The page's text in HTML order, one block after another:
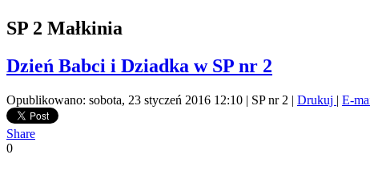
SP 2 Małkinia
Dzień Babci i Dziadka w SP nr 2
Opublikowano: sobota, 23 styczeń 2016 12:10 | SP nr 2 | Drukuj | E-
Share
0